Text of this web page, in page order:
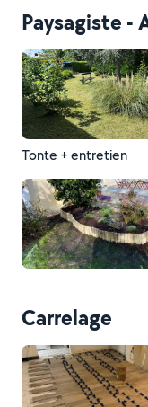
Paysagiste -
Tonte + entretien
Carrelage